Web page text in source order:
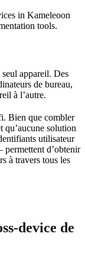
in Kameleoon
tools.
appareil. Des
de bureau,
à l’autre.
Bien que combler
qu’aucune solution
utilisateur
permettent d’obtenir
à travers tous les
device de